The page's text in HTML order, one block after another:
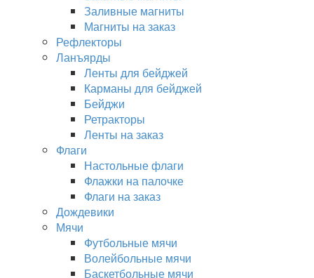
Заливные магниты
Магниты на заказ
Рефлекторы
Ланъярды
Ленты для бейджей
Карманы для бейджей
Бейджи
Ретракторы
Ленты на заказ
Флаги
Настольные флаги
Флажки на палочке
Флаги на заказ
Дождевики
Мячи
Футбольные мячи
Волейбольные мячи
Баскетбольные мячи